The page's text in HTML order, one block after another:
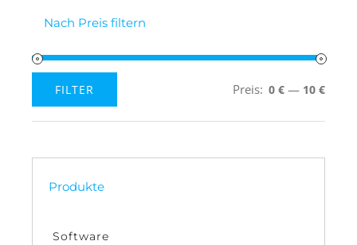
Nach Preis filtern
Preis
Preis
FILTER Preis: 0 € — 10 €
Produkte
Software